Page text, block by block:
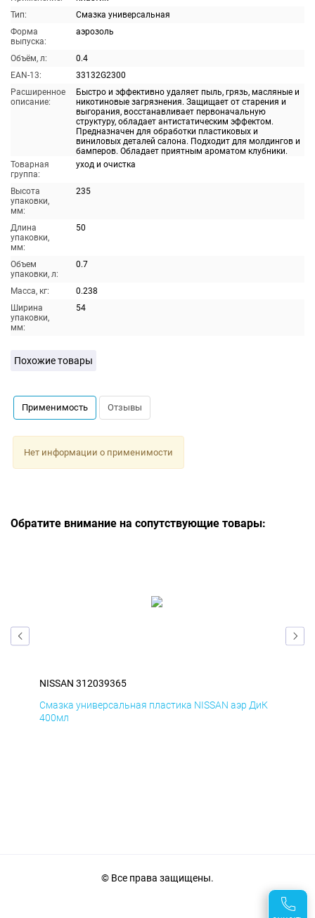
Тип:
Смазка универсальная
Форма
выпуска:
аэрозоль
Объём, л:
0.4
EAN-13:
33132G2300
Расширенное
описание:
Быстро и эффективно удаляет пыль, грязь, масляные и
никотиновые загрязнения. Защищает от старения и
выгорания, восстанавливает первоначальную
структуру, обладает антистатическим эффектом.
Предназначен для обработки пластиковых и
виниловых деталей салона. Подходит для молдингов и
бамперов. Обладает приятным ароматом клубники.
Товарная
группа:
уход и очистка
Высота
упаковки,
мм:
235
Длина
упаковки,
мм:
50
Объем
упаковки, л:
0.7
Масса, кг:
0.238
Ширина
упаковки,
мм:
54
Похожие товары
Применимость Отзывы
Нет информации о применимости
Обратите внимание на сопутствующие товары:
NISSAN 312039365
Смазка универсальная пластика NISSAN аэр ДиК
400мл
© Все права защищены.